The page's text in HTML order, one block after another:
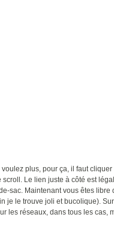
plus, pour ça, il faut
Le lien juste à côté est
sac. Maintenant vous êtes libre
je le trouve joli et bucolique).
les réseaux, dans tous les cas,